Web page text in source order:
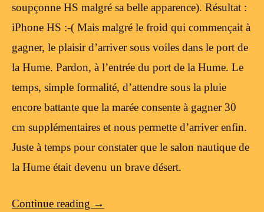
soupçonne HS malgré sa belle apparence). Résultat :
iPhone HS :-( Mais malgré le froid qui commençait à
gagner, le plaisir d’arriver sous voiles dans le port de
la Hume. Pardon, à l’entrée du port de la Hume. Le
temps, simple formalité, d’attendre sous la pluie
encore battante que la marée consente à gagner 30
cm supplémentaires et nous permette d’arriver enfin.
Juste à temps pour constater que le salon nautique de
la Hume était devenu un brave désert.
Continue reading →